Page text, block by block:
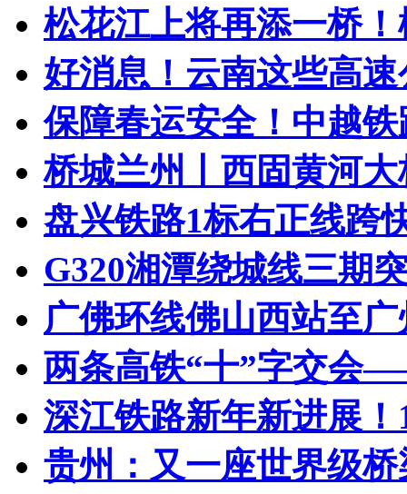
松花江上将再添一桥
好消息！云南这些高
保障春运安全！中越
桥城兰州丨西固黄河
盘兴铁路1标右正线跨
G320湘潭绕城线三期
广佛环线佛山西站至
两条高铁“十”字交会
深江铁路新年新进展
贵州：又一座世界级